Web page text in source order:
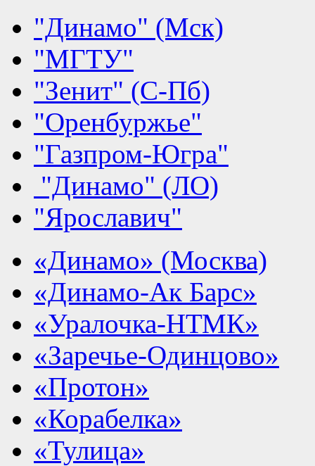
"Динамо" (Мск)
"МГТУ"
"Зенит" (С-Пб)
"Оренбуржье"
"Газпром-Югра"
"Динамо" (ЛО)
"Ярославич"
«Динамо» (Москва)
«Динамо-Ак Барс»
«Уралочка-НТМК»
«Заречье-Одинцово»
«Протон»
«Корабелка»
«Тулица»